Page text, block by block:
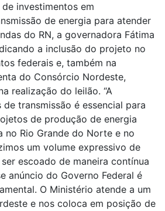
investimentos em
de energia para atender
do RN, a governadora Fátima
a inclusão do projeto no
federais e, também na
do Consórcio Nordeste,
realização do leilão. “A
transmissão é essencial para
de produção de energia
Rio Grande do Norte e no
um volume expressivo de
escoado de maneira contínua
anúncio do Governo Federal é
O Ministério atende a um
e nos coloca em posição de